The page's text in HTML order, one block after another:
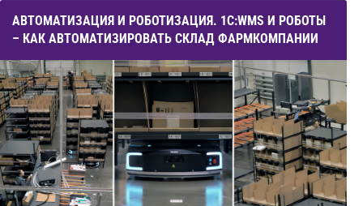
АВТОМАТИЗАЦИЯ И РОБОТИЗАЦИЯ. 1С:WMS И РОБОТЫ
– КАК АВТОМАТИЗИРОВАТЬ СКЛАД ФАРМКОМПАНИИ